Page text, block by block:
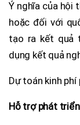
Ý nghĩa của hội
hoặc đối với
tạo ra kết quả
dụng kết quả
Dự toán kinh phí
Hỗ trợ phát